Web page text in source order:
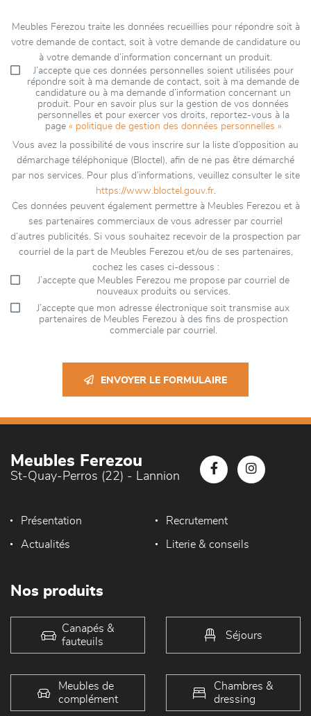
Meubles Ferezou traite les données recueillies pour répondre soit à
votre demande de contact, soit à votre demande de candidature ou
à votre demande d’information concernant un produit.
J’accepte que ces données personnelles soient utilisées pour
répondre soit à ma demande de contact, soit à ma demande de
candidature ou à ma demande d’information concernant un
produit. Pour en savoir plus sur la gestion de vos données
personnelles et pour exercer vos droits, reportez-vous à la
page « politique de gestion des données personnelles »
Vous avez la possibilité de vous inscrire sur la liste d’opposition au
démarchage téléphonique (Bloctel), afin de ne pas être démarché
par nos services. Pour plus d’informations, veuillez consulter le site
https://www.bloctel.gouv.fr.
Ces données peuvent également permettre à Meubles Ferezou et à
ses partenaires commerciaux de vous adresser par courriel
d’autres publicités. Si vous souhaitez recevoir de la prospection par
courriel de la part de Meubles Ferezou et/ou de ses partenaires,
cochez les cases ci-dessous :
J’accepte que Meubles Ferezou me propose par courriel de
nouveaux produits ou services.
J’accepte que mon adresse électronique soit transmise aux
partenaires de Meubles Ferezou à des fins de prospection
commerciale par courriel.
ENVOYER LE FORMULAIRE
Meubles Ferezou
St-Quay-Perros (22) - Lannion
Présentation Recrutement
Actualités Literie & conseils
Nos produits
Canapés &
fauteuils
Séjours
Meubles de
complément
Chambres &
dressing